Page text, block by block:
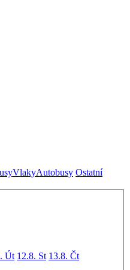
VlakyAutobusy Ostatní
Út 12.8. St 13.8. Čt